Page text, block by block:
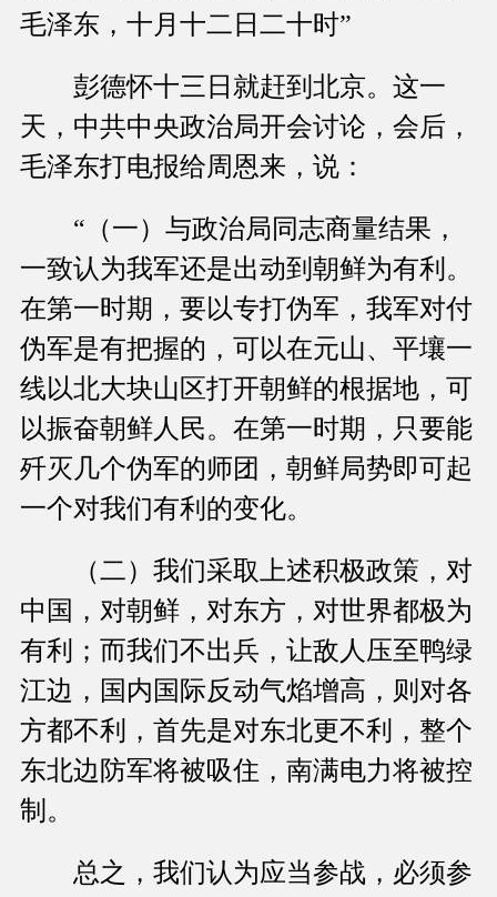
毛泽东，十月十二日二十时”
彭德怀十三日就赶到北京。这一
天，中共中央政治局开会讨论，会后，
毛泽东打电报给周恩来，说：
“（一）与政治局同志商量结果，
一致认为我军还是出动到朝鲜为有利。
在第一时期，要以专打伪军，我军对付
伪军是有把握的，可以在元山、平壤一
线以北大块山区打开朝鲜的根据地，可
以振奋朝鲜人民。在第一时期，只要能
歼灭几个伪军的师团，朝鲜局势即可起
一个对我们有利的变化。
（二）我们采取上述积极政策，对
中国，对朝鲜，对东方，对世界都极为
有利；而我们不出兵，让敌人压至鸭绿
江边，国内国际反动气焰增高，则对各
方都不利，首先是对东北更不利，整个
东北边防军将被吸住，南满电力将被控
制。
总之，我们认为应当参战，必须参